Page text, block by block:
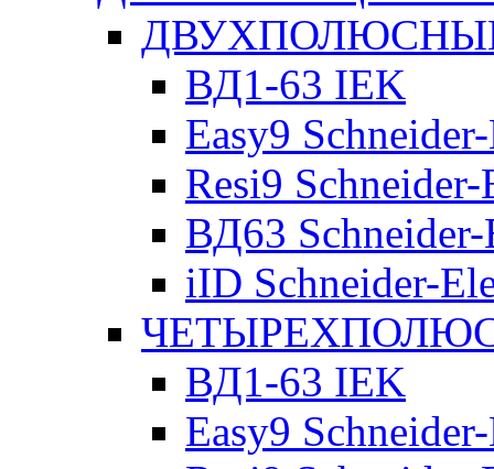
ВД1-63 IEK
Easy9
Resi9
ВД63
iID Schneider-
ВД1-63 IEK
Easy9